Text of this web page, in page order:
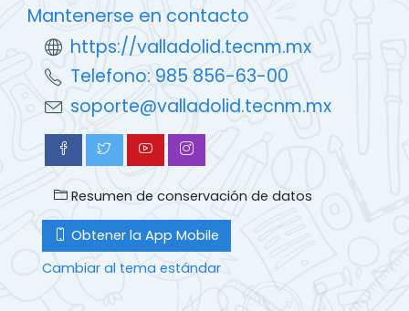
Mantenerse en contacto
https://valladolid.tecnm.mx
Telefono: 985 856-63-00
soporte@valladolid.tecnm.mx
Resumen de conservación de datos
Obtener la App Mobile
Cambiar al tema estándar